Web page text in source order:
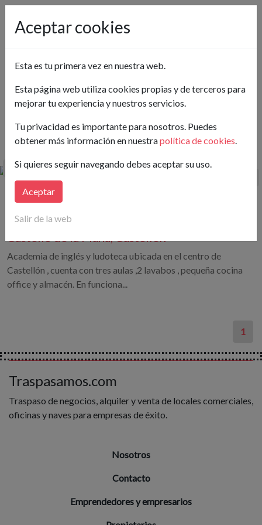
Hay publicados 1 Academia en Traspaso en Castellón
140 m² (4,29€/m²)
Academia en Carrer de Peníscola, 15A
Castelló de la Plana, Castellón
Academia de inglés y ludoteca ubicada en el centro de
Castellón , cuenta con tres aulas ,2 lavabos , pequeña cocina
office y almacén. En funciona...
1
Traspasamos.com
Traspaso de negocios, alquiler y venta de locales comerciales,
oficinas y naves para empresas de éxito.
Nosotros
Contacto
Emprendedores y empresarios
Aceptar cookies
Esta es tu primera vez en nuestra web.
Esta página web utiliza cookies propias y de terceros para
mejorar tu experiencia y nuestros servicios.
Tu privacidad es importante para nosotros. Puedes
obtener más información en nuestrapolítica de cookies.
Si quieres seguir navegando debes aceptar su uso.
Aceptar
Salir de la web